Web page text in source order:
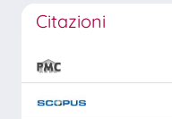
Citazioni